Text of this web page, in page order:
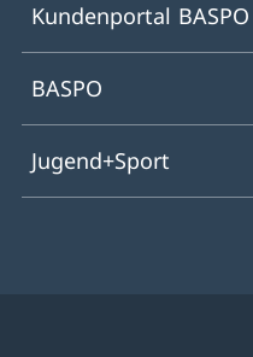
Kundenportal BASPO
BASPO
Jugend+Sport